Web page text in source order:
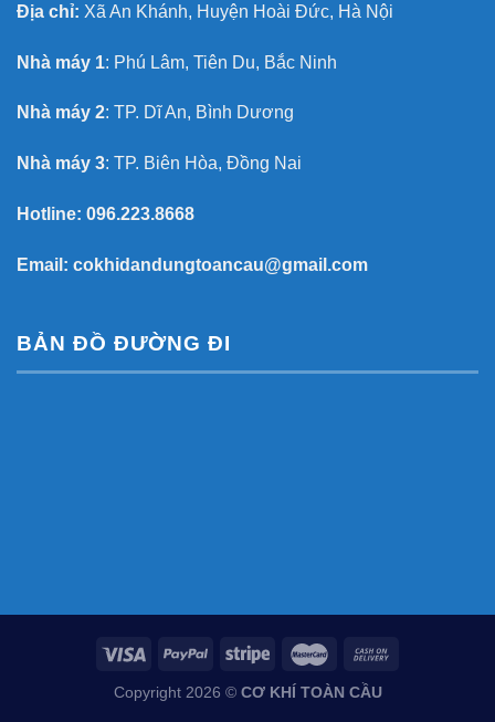
Địa chỉ: Xã An Khánh, Huyện Hoài Đức, Hà Nội
Nhà máy 1: Phú Lâm, Tiên Du, Bắc Ninh
Nhà máy 2: TP. Dĩ An, Bình Dương
Nhà máy 3: TP. Biên Hòa, Đồng Nai
Hotline: 096.223.8668
Email: cokhidandungtoancau@gmail.com
BẢN ĐỒ ĐƯỜNG ĐI
Copyright 2026 © CƠ KHÍ TOÀN CẦU